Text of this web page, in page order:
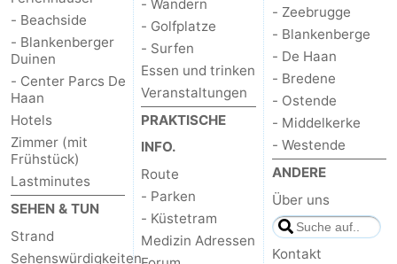
- Beachside
- Blankenberger
Duinen
- Center Parcs De
Haan
Hotels
Zimmer (mit
Frühstück)
Lastminutes
SEHEN & TUN
Strand
Sehenswürdigkeiten
- Wandern
- Golfplatze
- Surfen
Essen und trinken
Veranstaltungen
PRAKTISCHE
INFO.
Route
- Parken
- Küstetram
Medizin Adressen
- Zeebrugge
- Blankenberge
- De Haan
- Bredene
- Ostende
- Middelkerke
- Westende
ANDERE
Über uns
Kontakt